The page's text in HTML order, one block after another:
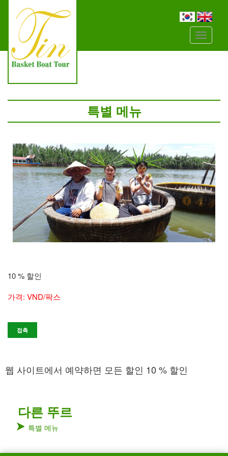
Đây
là
특별 메뉴
10 % 할인
가격: VND/팍스
접촉
웹 사이트에서 예약하면 모든 할인 10 % 할인
다른 뚜르
특별 메뉴